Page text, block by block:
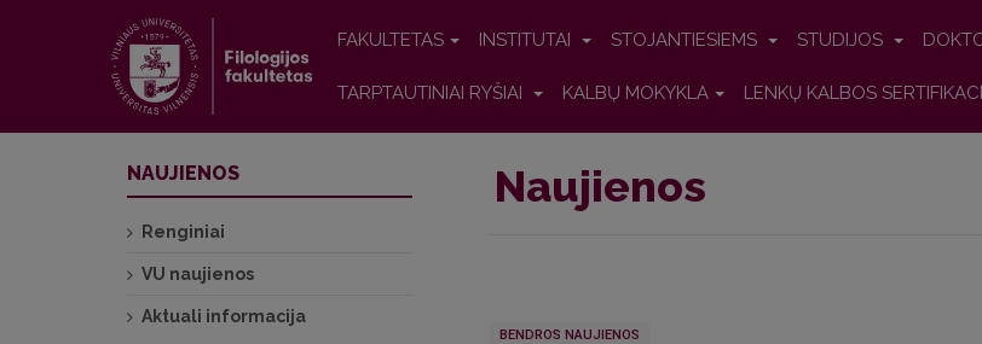
FAKULTETAS INSTITUTAI STOJANTIESIEMS STUDIJOS
TARPTAUTINIAI RYŠIAI KALBŲ MOKYKLA LENKŲ KALBOS
Naujienos
BENDROS NAUJIENOS
NAUJIENOS
Renginiai
VU naujienos
Aktuali informacija